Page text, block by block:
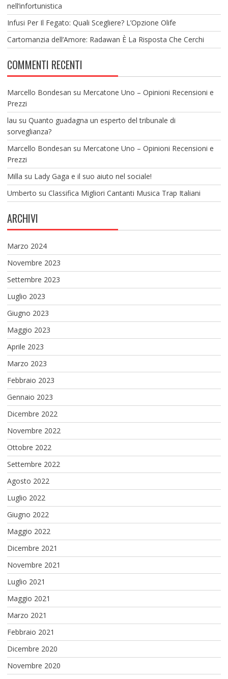
nell’infortunistica
Infusi Per Il Fegato: Quali Scegliere? L’Opzione Olife
Cartomanzia dell’Amore: Radawan È La Risposta Che Cerchi
COMMENTI RECENTI
Marcello Bondesan su Mercatone Uno – Opinioni Recensioni e
Prezzi
lau su Quanto guadagna un esperto del tribunale di
sorveglianza?
Marcello Bondesan su Mercatone Uno – Opinioni Recensioni e
Prezzi
Milla su Lady Gaga e il suo aiuto nel sociale!
Umberto su Classifica Migliori Cantanti Musica Trap Italiani
ARCHIVI
Marzo 2024
Novembre 2023
Settembre 2023
Luglio 2023
Giugno 2023
Maggio 2023
Aprile 2023
Marzo 2023
Febbraio 2023
Gennaio 2023
Dicembre 2022
Novembre 2022
Ottobre 2022
Settembre 2022
Agosto 2022
Luglio 2022
Giugno 2022
Maggio 2022
Dicembre 2021
Novembre 2021
Luglio 2021
Maggio 2021
Marzo 2021
Febbraio 2021
Dicembre 2020
Novembre 2020